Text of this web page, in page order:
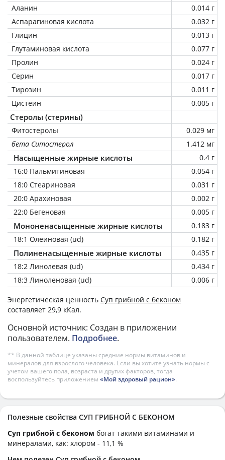
Аланин
0.014 г
Аспарагиновая кислота
0.032 г
Глицин
0.013 г
Глутаминовая кислота
0.077 г
Пролин
0.024 г
Серин
0.017 г
Тирозин
0.011 г
Цистеин
0.005 г
Стеролы (стерины)
Фитостеролы
0.029 мг
бета Ситостерол
1.412 мг
Насыщенные жирные кислоты
0.4 г
16:0 Пальмитиновая
0.054 г
18:0 Стеариновая
0.031 г
20:0 Арахиновая
0.002 г
22:0 Бегеновая
0.005 г
Мононенасыщенные жирные кислоты
0.183 г
18:1 Олеиновая (ud)
0.182 г
Полиненасыщенные жирные кислоты
0.435 г
18:2 Линолевая (ud)
0.434 г
18:3 Линоленовая (ud)
0.006 г
Энергетическая ценность Суп грибной с беконом
составляет 29,9 кКал.
Основной источник: Создан в приложении
пользователем. Подробнее.
** В данной таблице указаны средние нормы витаминов и
минералов для взрослого человека. Если вы хотите узнать нормы с
учетом вашего пола, возраста и других факторов, тогда
воспользуйтесь приложением «Мой здоровый рацион».
Полезные свойства СУП ГРИБНОЙ С БЕКОНОМ
Суп грибной с беконом богат такими витаминами и
минералами, как: хлором - 11,1 %